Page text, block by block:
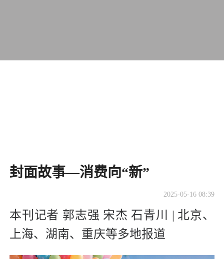
封面故事—消费向“新”
2025-05-16 08:39
本刊记者 郭志强 宋杰 石青川 | 北京、
上海、湖南、重庆等多地报道